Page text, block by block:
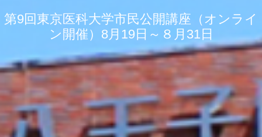
第9回東京医科大学市民公開講座（オンライ
ン開催）8月19日～８月31日